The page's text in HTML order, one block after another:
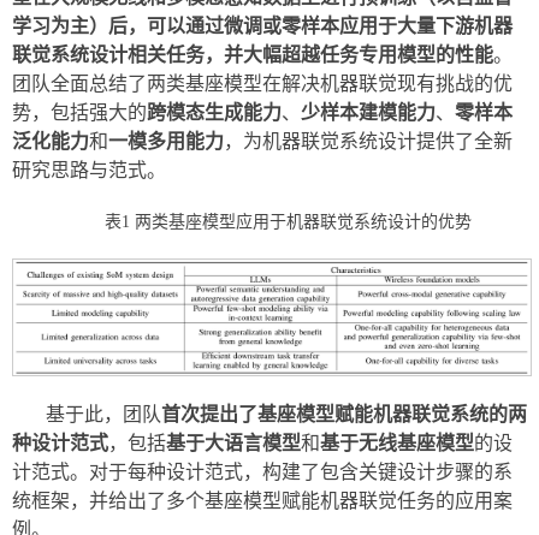
学习为主）后，可以通过微调或零样本应用于大量下游机器
联觉系统设计相关任务，并大幅超越任务专用模型的性能。
团队全面总结了两类基座模型在解决机器联觉现有挑战的优
势，包括强大的跨模态生成能力、 少样本建模能力、 零样本
泛化能力和一模多用能力，为机器联觉系统设计提供了全新
研究思路与范式。
表1 两类基座模型应用于机器联觉系统设计的优势
基于此，团队首次提出了基座模型赋能机器联觉系统的两
种设计范式，包括基于大语言模型和基于无线基座模型的设
计范式。对于每种设计范式，构建了包含关键设计步骤的系
统框架，并给出了多个基座模型赋能机器联觉任务的应用案
例。